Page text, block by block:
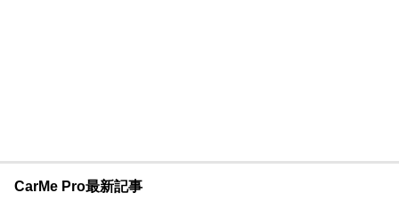
CarMe Pro最新記事